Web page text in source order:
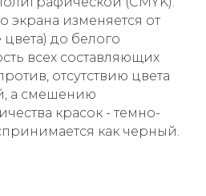
экрана изменя­ется от
цвета) до бе­лого
всех составля­ющих
отсутст­вию цвета
а смешению
красок - темн­о-
как черн­ый.